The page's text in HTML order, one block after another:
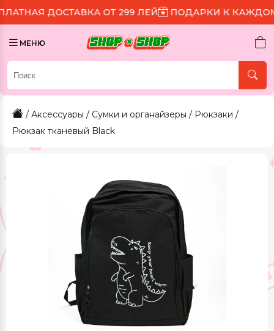
ОТ 299 ЛЕЙ ПОДАРКИ К КАЖДОМУ ЗАКАЗУ
МЕНЮ
/ Аксессуары / Сумки и органайзеры / Рюкзаки /
Рюкзак тканевый Black